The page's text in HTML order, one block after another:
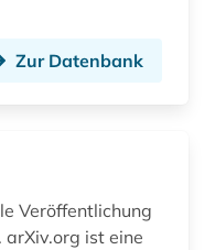
Zur Datenbank
Veröffentlichung
arXiv.org ist eine